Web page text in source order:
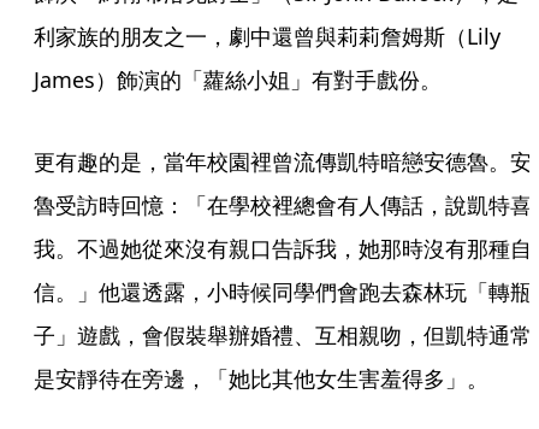
利家族的朋友之一，劇中還曾與莉莉詹姆斯（Lily
James）飾演的「蘿絲小姐」有對手戲份。
更有趣的是，當年校園裡曾流傳凱特暗戀安德魯。安
魯受訪時回憶：「在學校裡總會有人傳話，說凱特喜
我。不過她從來沒有親口告訴我，她那時沒有那種自
信。」他還透露，小時候同學們會跑去森林玩「轉瓶
子」遊戲，會假裝舉辦婚禮、互相親吻，但凱特通常
是安靜待在旁邊，「她比其他女生害羞得多」。